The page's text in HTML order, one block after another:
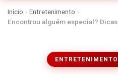
Início › Entretenimento ›
Encontrou alguém especial? Dicas
ENTRETENIMENTO